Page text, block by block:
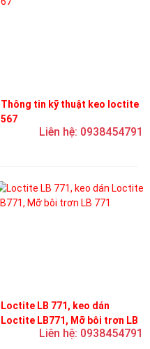
Thông tin kỹ thuật keo loctite
567
Liên hệ: 0938454791
Loctite LB 771, keo dán
Loctite LB771, Mỡ bôi trơn LB
Liên hệ: 0938454791